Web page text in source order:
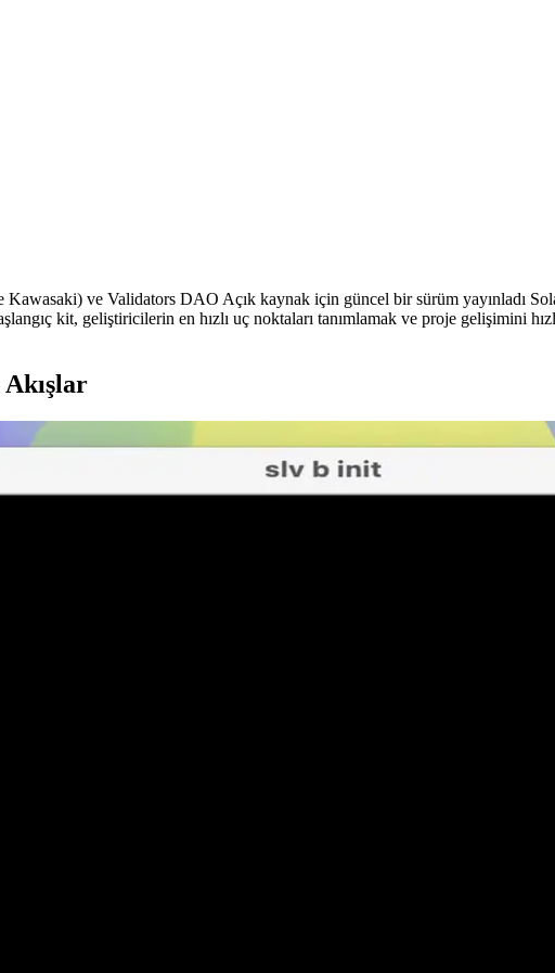
ve Validators DAO Açık kaynak için güncel bir sürüm yayınladı
kit, geliştiricilerin en hızlı uç noktaları tanımlamak ve proje gelişimini